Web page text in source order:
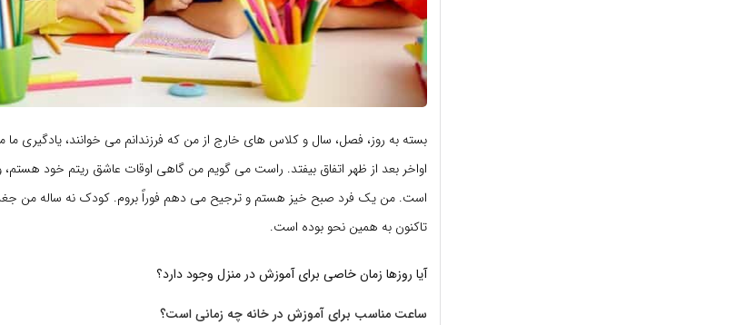
بسته به روز، فصل، سال و کلاس های خارج از من که فرزندانم می خوانند، یادگیری
اواخر بعد از ظهر اتفاق بیفتد. راست می گویم من گاهی اوقات عاشق ریتم خود هستم،
است. من یک فرد صبح خیز هستم و ترجیح می دهم فوراً بروم. کودک نه ساله من
تاکنون به همین نحو بوده است.
آیا روزها زمان خاصی برای آموزش در منزل وجود دارد؟
ساعت مناسب برای آموزش در خانه چه زمانی است؟